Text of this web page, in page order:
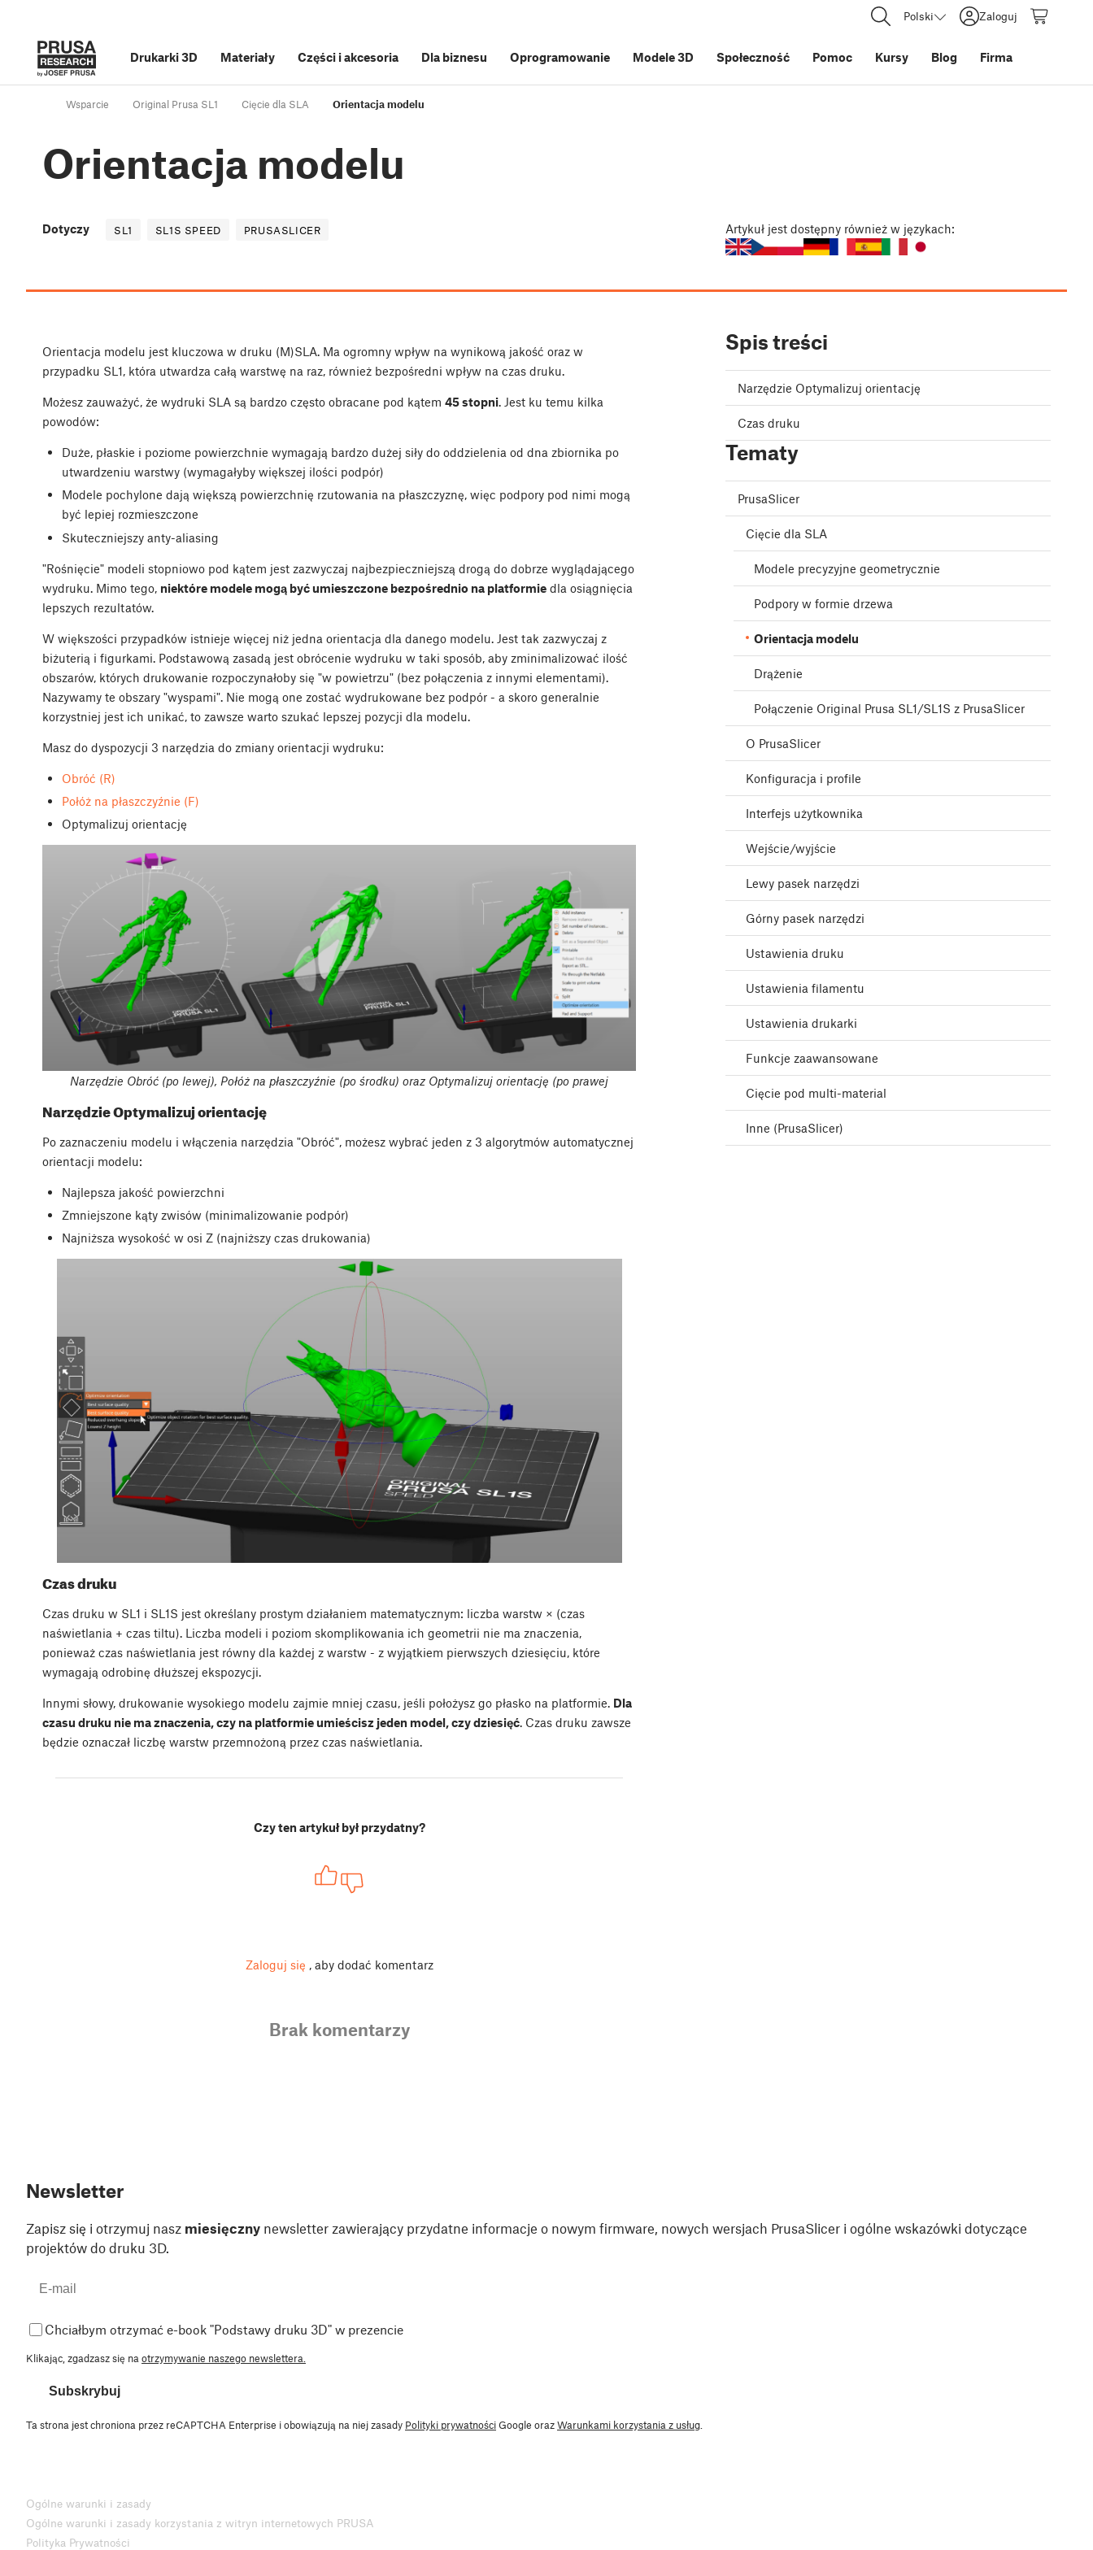
Polski Zaloguj
Drukarki 3D Materiały Części i akcesoria Dla biznesu Oprogramowanie Modele 3D Społeczność Pomoc Kursy Blog Firma
Wsparcie Original Prusa SL1 Cięcie dla SLA Orientacja modelu
Orientacja modelu
Dotyczy SL1 SL1S SPEED PRUSASLICER Artykuł jest dostępny również w językach:
Orientacja modelu jest kluczowa w druku (M)SLA. Ma ogromny wpływ na wynikową jakość oraz w
przypadku SL1, która utwardza całą warstwę na raz, również bezpośredni wpływ na czas druku.
Możesz zauważyć, że wydruki SLA są bardzo często obracane pod kątem 45 stopni. Jest ku temu kilka
powodów:
Duże, płaskie i poziome powierzchnie wymagają bardzo dużej siły do oddzielenia od dna zbiornika po
utwardzeniu warstwy (wymagałyby większej ilości podpór)
Modele pochylone dają większą powierzchnię rzutowania na płaszczyznę, więc podpory pod nimi mogą
być lepiej rozmieszczone
Skuteczniejszy anty-aliasing
"Rośnięcie" modeli stopniowo pod kątem jest zazwyczaj najbezpieczniejszą drogą do dobrze wyglądającego
wydruku. Mimo tego, niektóre modele mogą być umieszczone bezpośrednio na platformie dla osiągnięcia
lepszych rezultatów.
W większości przypadków istnieje więcej niż jedna orientacja dla danego modelu. Jest tak zazwyczaj z
biżuterią i figurkami. Podstawową zasadą jest obrócenie wydruku w taki sposób, aby zminimalizować ilość
obszarów, których drukowanie rozpoczynałoby się "w powietrzu" (bez połączenia z innymi elementami).
Nazywamy te obszary "wyspami". Nie mogą one zostać wydrukowane bez podpór - a skoro generalnie
korzystniej jest ich unikać, to zawsze warto szukać lepszej pozycji dla modelu.
Masz do dyspozycji 3 narzędzia do zmiany orientacji wydruku:
Obróć (R)
Połóż na płaszczyźnie (F)
Optymalizuj orientację
Narzędzie Obróć (po lewej), Połóż na płaszczyźnie (po środku) oraz Optymalizuj orientację (po prawej
Narzędzie Optymalizuj orientację
Po zaznaczeniu modelu i włączenia narzędzia "Obróć", możesz wybrać jeden z 3 algorytmów automatycznej
orientacji modelu:
Najlepsza jakość powierzchni
Zmniejszone kąty zwisów (minimalizowanie podpór)
Najniższa wysokość w osi Z (najniższy czas drukowania)
Czas druku
Czas druku w SL1 i SL1S jest określany prostym działaniem matematycznym: liczba warstw × (czas
naświetlania + czas tiltu). Liczba modeli i poziom skomplikowania ich geometrii nie ma znaczenia,
ponieważ czas naświetlania jest równy dla każdej z warstw - z wyjątkiem pierwszych dziesięciu, które
wymagają odrobinę dłuższej ekspozycji.
Innymi słowy, drukowanie wysokiego modelu zajmie mniej czasu, jeśli położysz go płasko na platformie. Dla
czasu druku nie ma znaczenia, czy na platformie umieścisz jeden model, czy dziesięć. Czas druku zawsze
będzie oznaczał liczbę warstw przemnożoną przez czas naświetlania.
Czy ten artykuł był przydatny?
Zaloguj się , aby dodać komentarz
Brak komentarzy
Spis treści
Narzędzie Optymalizuj orientację
Czas druku
Tematy
PrusaSlicer
Cięcie dla SLA
Modele precyzyjne geometrycznie
Podpory w formie drzewa
Orientacja modelu
Drążenie
Połączenie Original Prusa SL1/SL1S z PrusaSlicer
O PrusaSlicer
Konfiguracja i profile
Interfejs użytkownika
Wejście/wyjście
Lewy pasek narzędzi
Górny pasek narzędzi
Ustawienia druku
Ustawienia filamentu
Ustawienia drukarki
Funkcje zaawansowane
Cięcie pod multi-material
Inne (PrusaSlicer)
Newsletter
Zapisz się i otrzymuj nasz miesięczny newsletter zawierający przydatne informacje o nowym firmware, nowych wersjach PrusaSlicer i ogólne wskazówki dotyczące
projektów do druku 3D.
Chciałbym otrzymać e-book "Podstawy druku 3D" w prezencie
Klikając, zgadzasz się naotrzymywanie naszego newslettera.
Subskrybuj
Ta strona jest chroniona przez reCAPTCHA Enterprise i obowiązują na niej zasady Polityki prywatnościGoogle orazWarunkami korzystania z usług.
Ogólne warunki i zasady
Ogólne warunki i zasady korzystania z witryn internetowych PRUSA
Polityka Prywatności